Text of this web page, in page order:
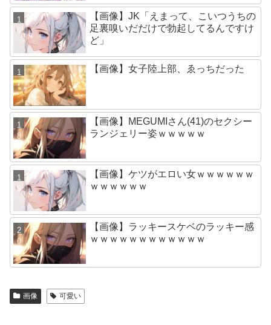
【画像】JK「えまって、こいつうちの
足裏嗅いだだけで勃起してるんですけ
ど」
【画像】女子陸上部、ゑっちだった
【画像】MEGUMIさん(41)のセクシー
ランジェリー姿ｗｗｗｗｗ
【画像】ケツがエロい女ｗｗｗｗｗｗ
ｗｗｗｗｗｗ
【画像】ラッキースケベのラッキー感
ｗｗｗｗｗｗｗｗｗｗｗｗ
画像 可愛い